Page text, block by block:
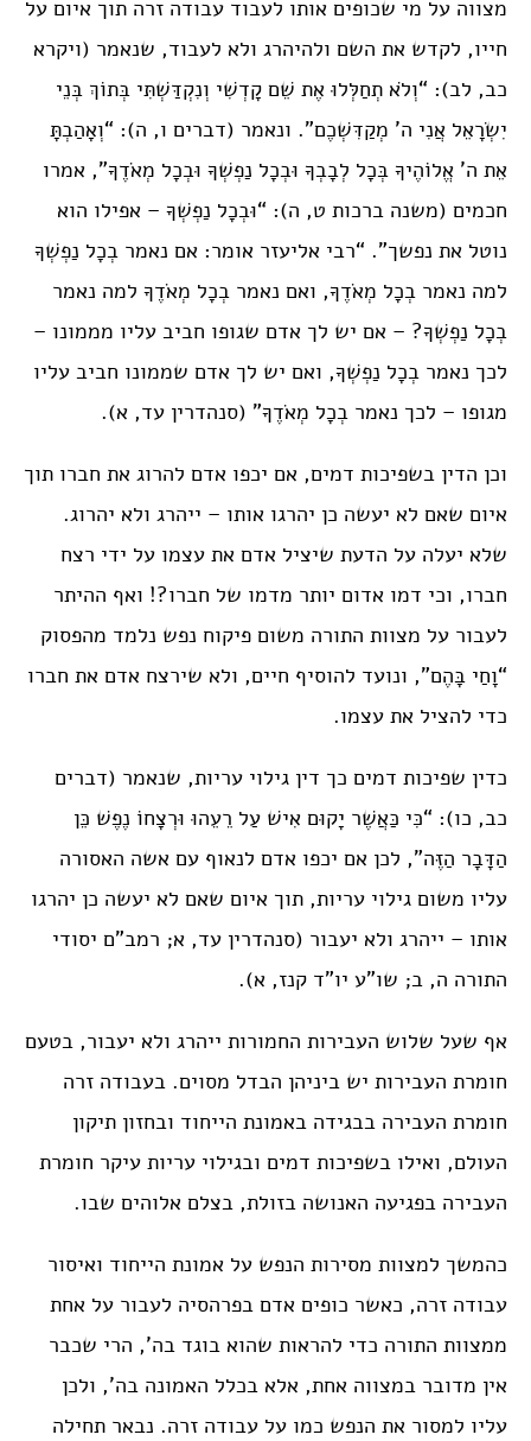
מצווה על מי שכופים אותו לעבוד עבודה זרה תוך איום על
חייו, לקדש את השם ולהיהרג ולא לעבוד, שנאמר (ויקרא
כב, לב): “וְלֹא תְחַלְּלוּ אֶת שֵׁם קָדְשִׁי וְנִקְדַּשְׁתִּי בְּתוֹךְ בְּנֵי
יִשְׂרָאֵל אֲנִי ה’ מְקַדִּשְׁכֶם”. ונאמר (דברים ו, ה): “וְאָהַבְתָּ
אֵת ה’ אֱלוֹהֶיךָ בְּכָל לְבָבְךָ וּבְכָל נַפְשְׁךָ וּבְכָל מְאֹדֶךָ”, אמרו
חכמים (משנה ברכות ט, ה): “וּבְכָל נַפְשְׁךָ – אפילו הוא
נוטל את נפשך”. “רבי אליעזר אומר: אם נאמר בְכָל נַפְשְׁךָ
למה נאמר בְכָל מְאֹדֶךָ, ואם נאמר בְכָל מְאֹדֶךָ למה נאמר
בְכָל נַפְשְׁךָ? – אם יש לך אדם שגופו חביב עליו מממונו –
לכך נאמר בְכָל נַפְשְׁךָ, ואם יש לך אדם שממונו חביב עליו
מגופו – לכך נאמר בְכָל מְאֹדֶךָ” (סנהדרין עד, א).
וכן הדין בשפיכות דמים, אם יכפו אדם להרוג את חברו תוך
איום שאם לא יעשה כן יהרגו אותו – ייהרג ולא יהרוג.
שלא יעלה על הדעת שיציל אדם את עצמו על ידי רצח
חברו, וכי דמו אדום יותר מדמו של חברו?! ואף ההיתר
לעבור על מצוות התורה משום פיקוח נפש נלמד מהפסוק
“וָחַי בָּהֶם”, ונועד להוסיף חיים, ולא שירצח אדם את חברו
כדי להציל את עצמו.
כדין שפיכות דמים כך דין גילוי עריות, שנאמר (דברים
כב, כו): “כִּי כַּאֲשֶׁר יָקוּם אִישׁ עַל רֵעֵהוּ וּרְצָחוֹ נֶפֶשׁ כֵּן
הַדָּבָר הַזֶּה”, לכן אם יכפו אדם לנאוף עם אשה האסורה
עליו משום גילוי עריות, תוך איום שאם לא יעשה כן יהרגו
אותו – ייהרג ולא יעבור (סנהדרין עד, א; רמב”ם יסודי
התורה ה, ב; שו”ע יו”ד קנז, א).
אף שעל שלוש העבירות החמורות ייהרג ולא יעבור, בטעם
חומרת העבירות יש ביניהן הבדל מסוים. בעבודה זרה
חומרת העבירה בבגידה באמונת הייחוד ובחזון תיקון
העולם, ואילו בשפיכות דמים ובגילוי עריות עיקר חומרת
העבירה בפגיעה האנושה בזולת, בצלם אלוהים שבו.
כהמשך למצוות מסירות הנפש על אמונת הייחוד ואיסור
עבודה זרה, כאשר כופים אדם בפרהסיה לעבור על אחת
ממצוות התורה כדי להראות שהוא בוגד בה’, הרי שכבר
אין מדובר במצווה אחת, אלא בכלל האמונה בה’, ולכן
עליו למסור את הנפש כמו על עבודה זרה. נבאר תחילה